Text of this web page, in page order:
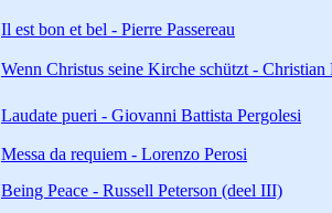
Il est bon et bel - Pierre Passereau
Wenn Christus seine Kirche schützt - Christian
Laudate pueri - Giovanni Battista Pergolesi
Messa da requiem - Lorenzo Perosi
Being Peace - Russell Peterson (deel III)